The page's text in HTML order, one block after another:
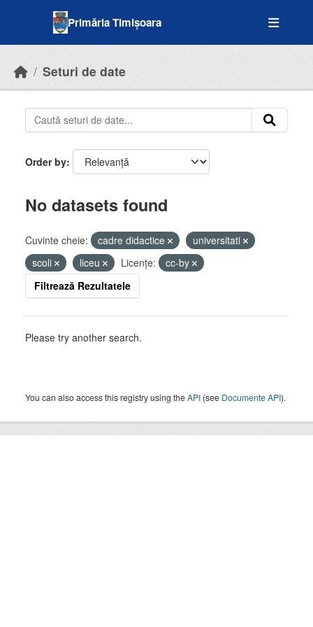
Primăria Timișoara
Seturi de date
Order by
No datasets found
Cuvinte cheie: cadre didactice
universitati
scoli
liceu Licenţe:
cc-by
Filtrează Rezultatele
Please try another search.
You can also access this registry using theAPI (see Documente API).